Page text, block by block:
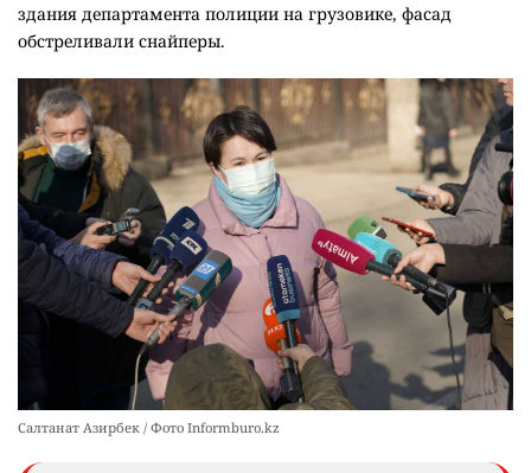
здания департамента полиции на грузовике, фасад
обстреливали снайперы.
Салтанат Азирбек / Фото Informburo.kz